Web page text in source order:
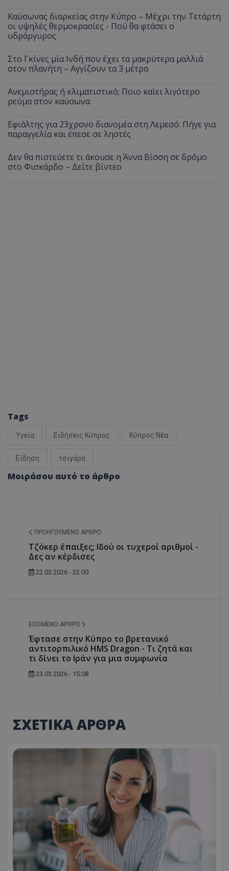
Καύσωνας διαρκείας στην Κύπρο – Μέχρι την Τετάρτη
οι υψηλές θερμοκρασίες - Πού θα φτάσει ο
υδράργυρος
Στο Γκίνες μία Ινδή που έχει τα μακρύτερα μαλλιά
στον πλανήτη – Αγγίζουν τα 3 μέτρα
Ανεμιστήρας ή κλιματιστικό; Ποιο καίει λιγότερο
ρεύμα στον καύσωνα
Εφιάλτης για 23χρονο διανομέα στη Λεμεσό: Πήγε για
παραγγελία και έπεσε σε ληστές
Δεν θα πιστεύετε τι άκουσε η Άννα Βίσση σε δρόμο
στο Φισκάρδο – Δείτε βίντεο
Tags
Υγεία Ειδήσεις Κύπρος Κύπρος Νέα
Είδηση τσιγάρα
Μοιράσου αυτό το άρθρο
ΠΡΟΗΓΟΎΜΕΝΟ ΆΡΘΡΟ
Τζόκερ έπαιξες; Ιδού οι τυχεροί αριθμοί -
Δες αν κέρδισες
22.03.2026 - 22:00
ΕΠΌΜΕΝΟ ΆΡΘΡΟ
Έφτασε στην Κύπρο το βρετανικό
αντιτορπιλικό HMS Dragon - Τι ζητά και
τι δίνει το Ιράν για μια συμφωνία
23.03.2026 - 15:08
ΣΧΕΤΙΚΑ ΑΡΘΡΑ